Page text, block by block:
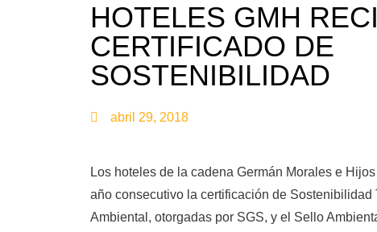
HOTELES GMH
CERTIFICADO DE
SOSTENIBILIDAD
abril 29, 2018
Los hoteles de la cadena Germán Morales e
año consecutivo la certificación de Sostenibilidad
Ambiental, otorgadas por SGS, y el Sello